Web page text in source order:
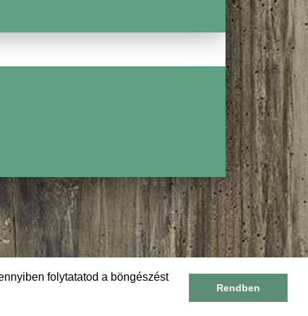
folytatatod a böngészést
Rendben